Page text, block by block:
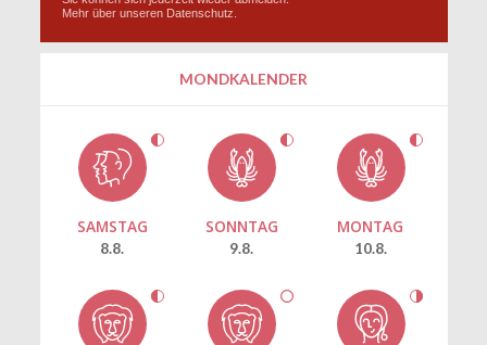
Mehr über unseren Datenschutz
MONDKALENDER
SAMSTAG
8.8.
SONNTAG
9.8.
MONTAG
10.8.